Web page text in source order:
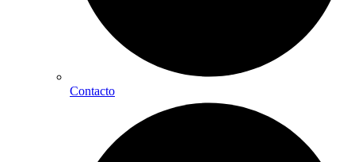
Contacto